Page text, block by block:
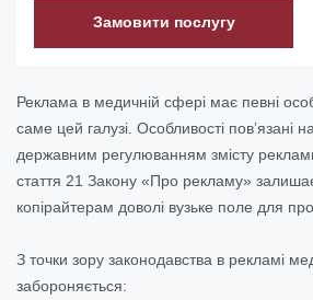
Замовити послугу
Реклама в медичній сфері має певні
саме цей галузі. Особливості пов’язані
державним регулюванням змісту
стаття 21 Закону «Про рекламу»
копірайтерам доволі вузьке поле для
З точки зору законодавства в рекламі
забороняється: